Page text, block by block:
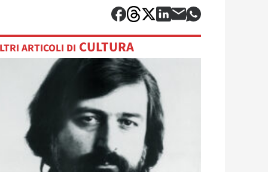
ARTICOLI DI CULTURA